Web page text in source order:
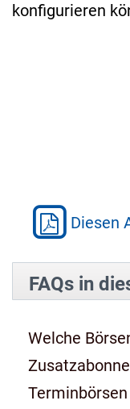
konfigurieren
Diesen
FAQs in
Welche